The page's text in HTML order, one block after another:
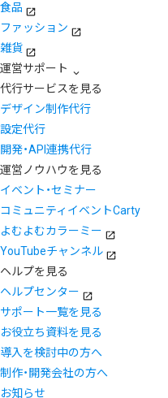
食品
ファッション
雑貨
運営サポート
代行サービスを見る
デザイン制作代行
設定代行
開発・API連携代行
運営ノウハウを見る
イベント・セミナー
コミュニティイベントCarty
よむよむカラーミー
YouTubeチャンネル
ヘルプを見る
ヘルプセンター
サポート一覧を見る
お役立ち資料を見る
導入を検討中の方へ
制作・開発会社の方へ
お知らせ